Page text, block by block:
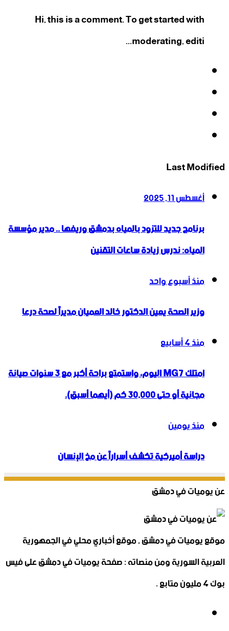
Hi, this is a comment. To get started with
moderating, editi...
Last Modified
أغسطس 11, 2025
برنامج جديد للتزود بالمياه بدمشق وريفها .. مدير مؤسسة
المياه: ندرس زيادة ساعات التقنين
منذ أسبوع واحد
وزير الصحة يعين الدكتور خالد العميان مديراً لصحة درعا
منذ 4 أسابيع
امتلك MG7 اليوم، واستمتع براحة أكبر مع 3 سنوات صيانة
مجانية أو حتى 30,000 كم (أيهما أسبق).
منذ يومين
دراسة أميركية تكشف أسراراً عن مخ الإنسان
عن يوميات في دمشق
موقع يوميات في دمشق , موقع أخباري محلي في الجمهورية
العربية السورية ومن منصاته : صفحة يوميات في دمشق على فيس
بوك 4 مليون متابع .